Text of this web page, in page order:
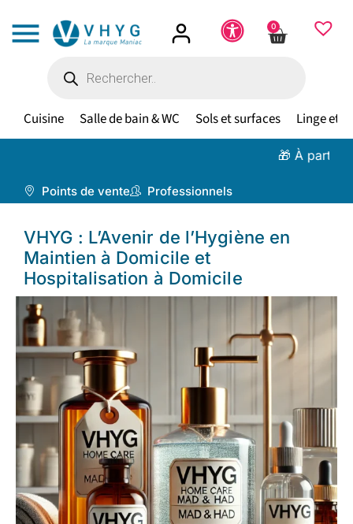
0
Cuisine Salle de bain & WC Sols et surfaces Linge et
🎁 À partir de 100 €,
Points de vente Professionnels
VHYG : L’Avenir de l’Hygiène en
Maintien à Domicile et
Hospitalisation à Domicile